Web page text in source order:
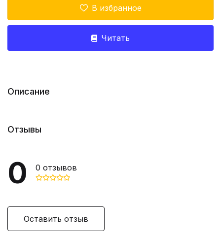
В избранное
Читать
Описание
Отзывы
0 0 отзывов
Оставить отзыв